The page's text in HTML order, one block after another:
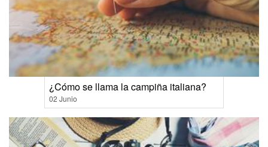
¿Cómo se llama la campiña italiana?
02 Junio